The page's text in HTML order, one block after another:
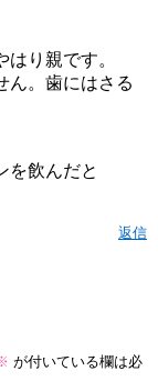
り親です。
ん。歯にはさる
を飲んだと
返信
が付いている欄は必